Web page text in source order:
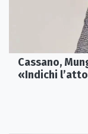
Cassano,
«Indichi